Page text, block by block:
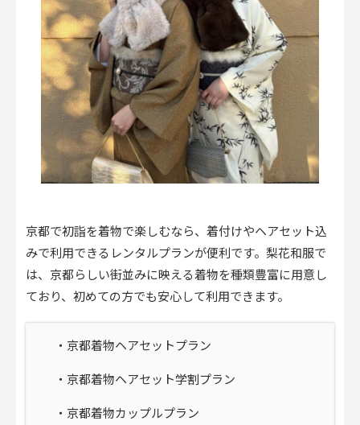
京都で初詣を着物で楽しむなら、着付けやヘアセット込
みで利用できるレンタルプランが便利です。梨花和服で
は、京都らしい街並みに映える着物を種類豊富に用意し
ており、初めての方でも安心して利用できます。
・京都着物ヘアセットプラン
・京都着物ヘアセット学割プラン
・京都着物カップルプラン